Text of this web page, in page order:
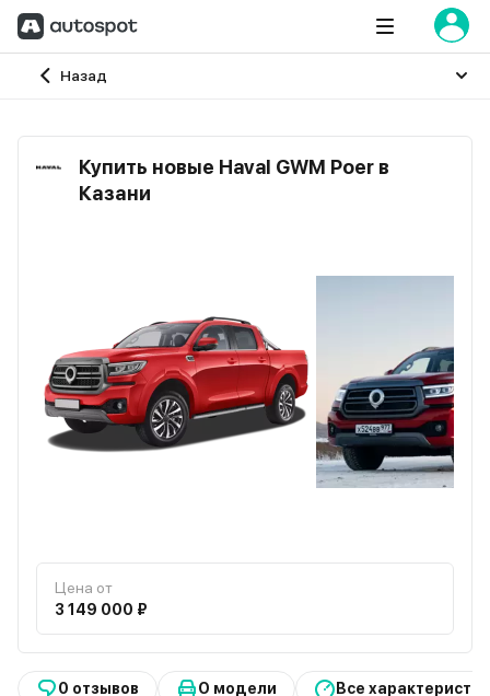
Назад
Главная
Купить новые Haval GWM Poer в
Казани
Цена от
3 149 000 ₽
0 отзывов О модели Все